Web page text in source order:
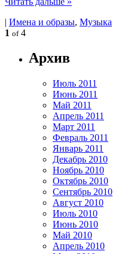
| Имена и образы, Музыка
1 of4
Архив
Июль 2011
Июнь 2011
Май 2011
Апрель 2011
Март 2011
Февраль 2011
Январь 2011
Декабрь 2010
Ноябрь 2010
Октябрь 2010
Сентябрь 2010
Август 2010
Июль 2010
Июнь 2010
Май 2010
Апрель 2010